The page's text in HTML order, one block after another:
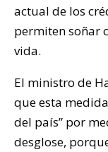
actual de los
permiten soñar
vida.
El ministro de
que esta
del país” por
desglose,